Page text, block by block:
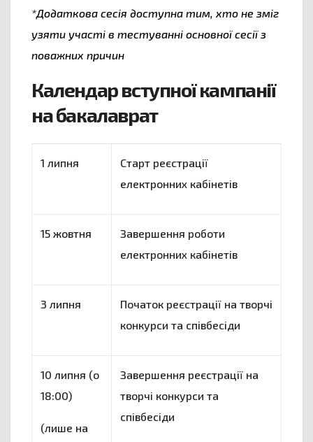
*Додаткова сесія доступна тим, хто не зміг
узяти участі в тестуванні основної сесії з
поважних причин
Календар вступної кампанії
на бакалаврат
1 липня
Старт реєстрації
електронних кабінетів
15 жовтня
Завершення роботи
електронних кабінетів
3 липня
Початок реєстрації на творчі
конкурси та співбесіди
10 липня (о
18:00)
(лише на
Завершення реєстрації на
творчі конкурси та
співбесіди